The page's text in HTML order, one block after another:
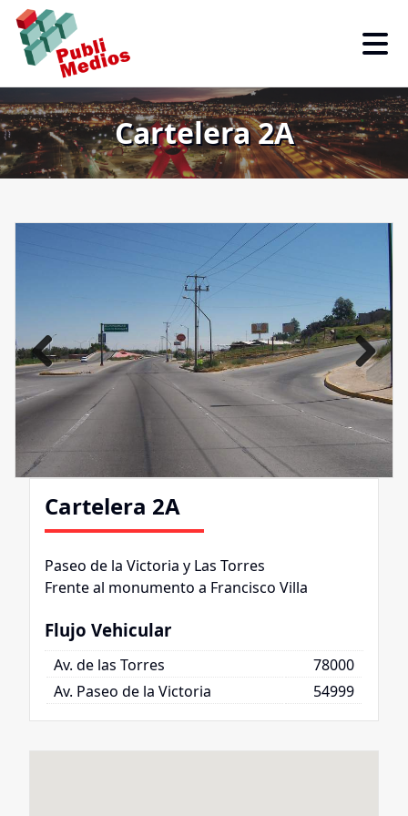
Cartelera 2A
Cartelera 2A
Paseo de la Victoria y Las Torres
Frente al monumento a Francisco Villa
Flujo Vehicular
Av. de las Torres
78000
Av. Paseo de la Victoria
54999